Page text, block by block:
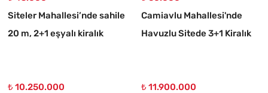
Siteler Mahallesi’nde sahile
20 m, 2+1 eşyalı kiralık
Camiavlu Mahallesi'nde
Havuzlu Sitede 3+1 Kiralık
₺ 10.250.000
₺ 11.900.000